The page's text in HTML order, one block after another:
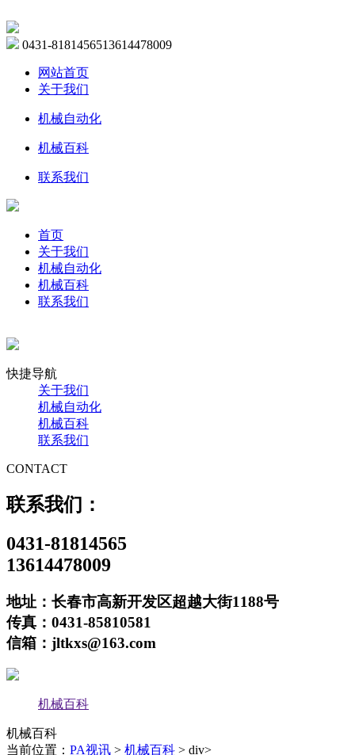
0431-8181456513614478009
网站首页
关于我们
机械自动化
机械百科
联系我们
首页
关于我们
机械自动化
机械百科
联系我们
快捷导航
关于我们
机械自动化
机械百科
联系我们
CONTACT
联系我们：
0431-81814565
13614478009
地址：长春市高新开发区超越大街1188号
传真：0431-85810581
信箱：jltkxs@163.com
机械百科
机械百科
当前位置： PA视讯 > 机械百科 > div>